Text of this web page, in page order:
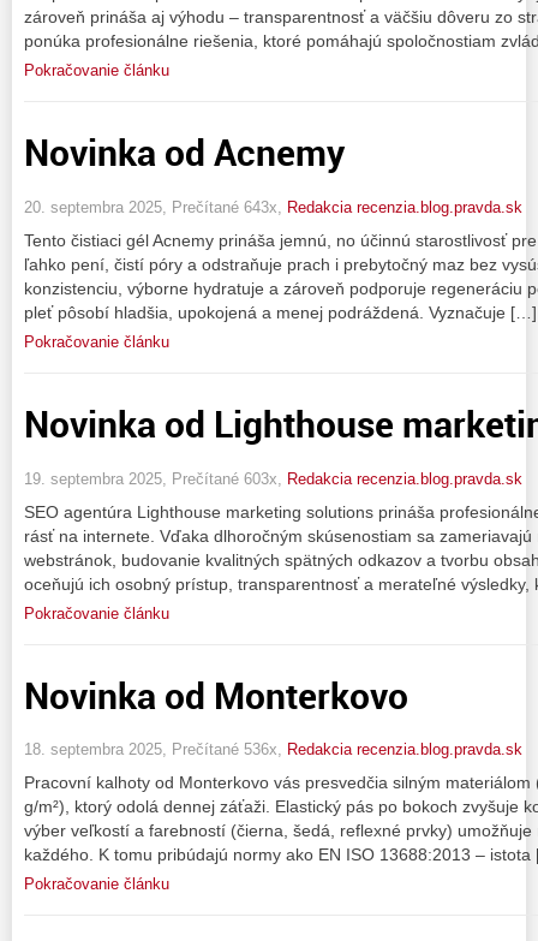
zároveň prináša aj výhodu – transparentnosť a väčšiu dôveru zo
ponúka profesionálne riešenia, ktoré pomáhajú spoločnostiam
Pokračovanie článku
Novinka od Acnemy
20. septembra 2025, Prečítané 643x, Redakcia recenzia.blog.pravda.sk
Tento čistiaci gél Acnemy prináša jemnú, no účinnú starostlivosť
ľahko pení, čistí póry a odstraňuje prach i prebytočný maz bez
konzistenciu, výborne hydratuje a zároveň podporuje regeneráciu
pleť pôsobí hladšia, upokojená a menej podráždená. Vyznačuje […]
Pokračovanie článku
Novinka od Lighthouse
19. septembra 2025, Prečítané 603x, Redakcia recenzia.blog.pravda.sk
SEO agentúra Lighthouse marketing solutions prináša
rásť na internete. Vďaka dlhoročným skúsenostiam sa
webstránok, budovanie kvalitných spätných odkazov a tvorbu
oceňujú ich osobný prístup, transparentnosť a merateľné
Pokračovanie článku
Novinka od Monterkovo
18. septembra 2025, Prečítané 536x, Redakcia recenzia.blog.pravda.sk
Pracovní kalhoty od Monterkovo vás presvedčia silným
g/m²), ktorý odolá dennej záťaži. Elastický pás po bokoch zvyšuje
výber veľkostí a farebností (čierna, šedá, reflexné prvky)
každého. K tomu pribúdajú normy ako EN ISO 13688:2013 –
Pokračovanie článku